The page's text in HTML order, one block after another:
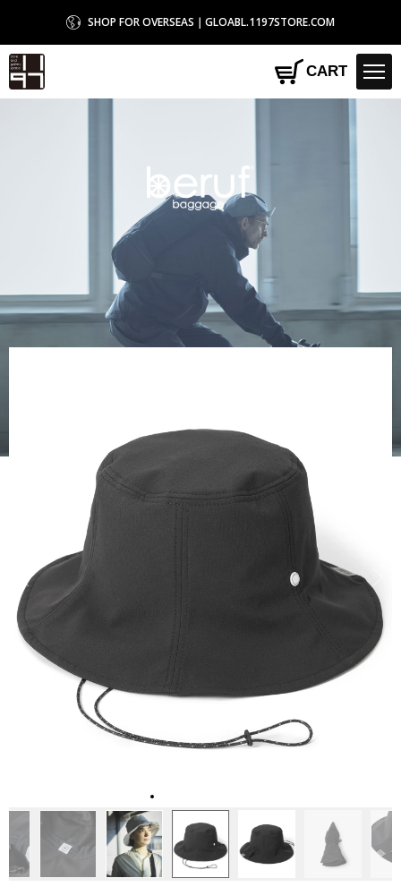
SHOP FOR OVERSEAS｜GLOABL.1197STORE.COM
CART
HOME>beruf baggage> 【beruf baggage / ベルーフバゲージ】【GEARED】
HAT｜フォルド ハット｜BLACK ブラック